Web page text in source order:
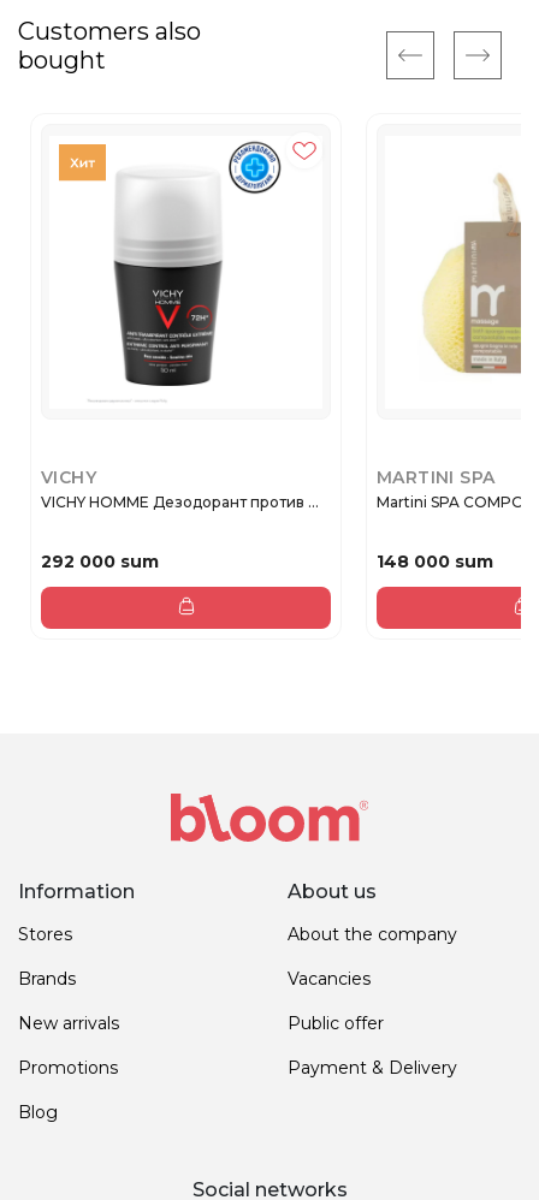
Customers also
bought
VICHY
VICHY HOMME Дезодорант против ...
292 000 sum
MARTINI SPA
Martini SPA
148 000 sum
Information
Stores
Brands
New arrivals
Promotions
Blog
About us
About the company
Vacancies
Public offer
Payment & Delivery
Social networks